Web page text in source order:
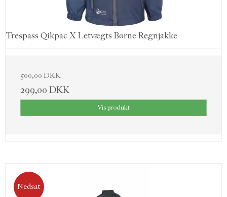
Trespass Qikpac X Letvægts Børne Regnjakke
500,00 DKK
299,00 DKK
Vis produkt
Nedsat